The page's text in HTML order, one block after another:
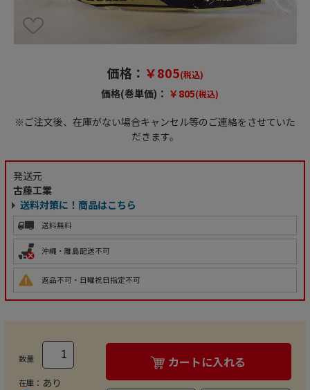
価格： ￥805(税込)
価格(巻単価)： ￥805(税込)
※ご注文後、在庫がない場合キャンセル等のご連絡をさせていた
だきます。
発送元
古藤工業
送料対策に！商品はこちら
送料無料
沖縄・離島配送不可
返品不可・日曜祝日指定不可
数量
在庫： あり
カートに入れる